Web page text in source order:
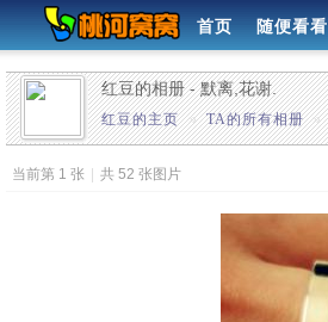
首页 随便看看
红豆的相册 - 默离,花谢.
红豆的主页 » TA的所有相册 »
当前第 1 张 共 52 张图片